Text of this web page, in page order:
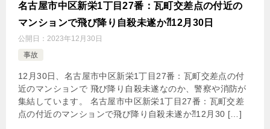
名古屋市中区新栄1丁目27番：瓦町交差点の付近の
マンションで飛び降り自殺未遂か⁈12月30日
公開日： 2023年12月30日
事故
12月30日、名古屋市中区新栄1丁目27番：瓦町交差点の付
近のマンションで 飛び降り自殺未遂なのか、警察や消防が
集結しています。 名古屋市中区新栄1丁目27番：瓦町交差
点の付近のマンションで飛び降り自殺未遂か⁈12月30 […]